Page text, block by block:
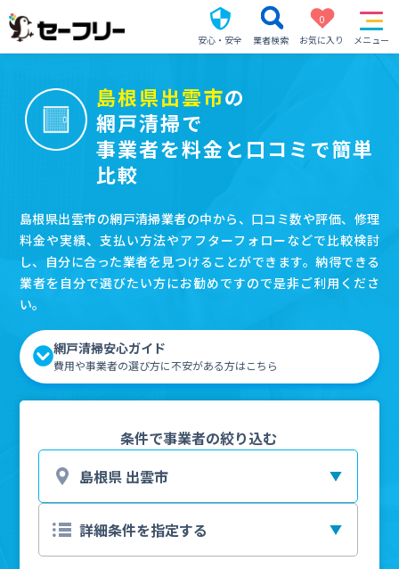
安心・安全 業者検索
0
お気に入り
メニュー
島根県出雲市の
網戸清掃で
事業者を料金と口コミで簡単
比較
島根県出雲市の網戸清掃業者の中から、口コミ数や評価、修理
料金や実績、支払い方法やアフターフォローなどで比較検討
し、自分に合った業者を見つけることができます。納得できる
業者を自分で選びたい方にお勧めですので是非ご利用くださ
い。
網戸清掃安心ガイド
費用や事業者の選び方に不安がある方はこちら
条件で事業者の絞り込む